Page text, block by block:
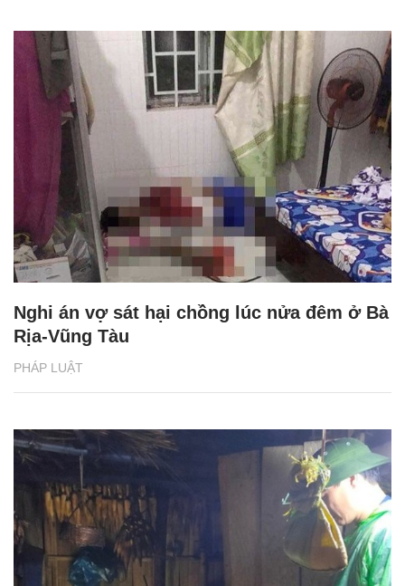
PHÁP LUẬT
Nghi án vợ sát hại chồng lúc nửa đêm ở Bà
Rịa-Vũng Tàu